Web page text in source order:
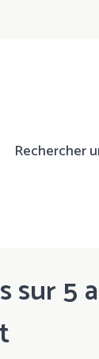
Rechercher
sur 5